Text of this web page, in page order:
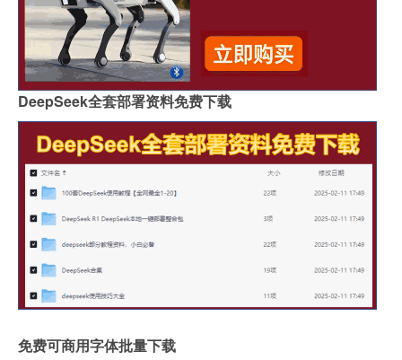
DeepSeek全套部署资料免费下载
免费可商用字体批量下载